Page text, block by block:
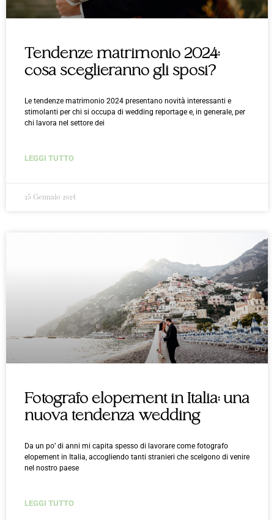
Tendenze matrimonio 2024:
cosa sceglieranno gli sposi?
Le tendenze matrimonio 2024 presentano novità interessanti e
stimolanti per chi si occupa di wedding reportage e, in generale, per
chi lavora nel settore dei
LEGGI TUTTO
25 Gennaio 2024
Fotografo elopement in Italia: una
nuova tendenza wedding
Da un po’ di anni mi capita spesso di lavorare come fotografo
elopement in Italia, accogliendo tanti stranieri che scelgono di venire
nel nostro paese
LEGGI TUTTO